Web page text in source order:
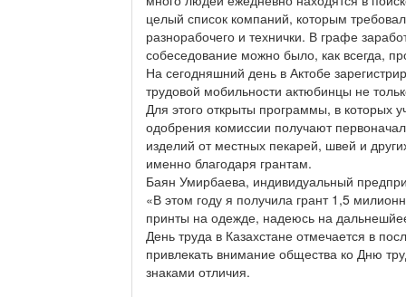
целый список компаний, которым
разнорабочего и технички. В графе
собеседование можно было, как всегда,
На сегодняшний день в Актобе
трудовой мобильности актюбинцы не
Для этого открыты программы, в которых
одобрения комиссии получают
изделий от местных пекарей, швей и
именно благодаря грантам.
Баян Умирбаева, индивидуальный
«В этом году я получила грант 1,5
принты на одежде, надеюсь на
День труда в Казахстане отмечается в
привлекать внимание общества ко Дню
знаками отличия.